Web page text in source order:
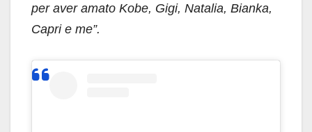
per aver amato Kobe, Gigi, Natalia, Bianka,
Capri e me”.